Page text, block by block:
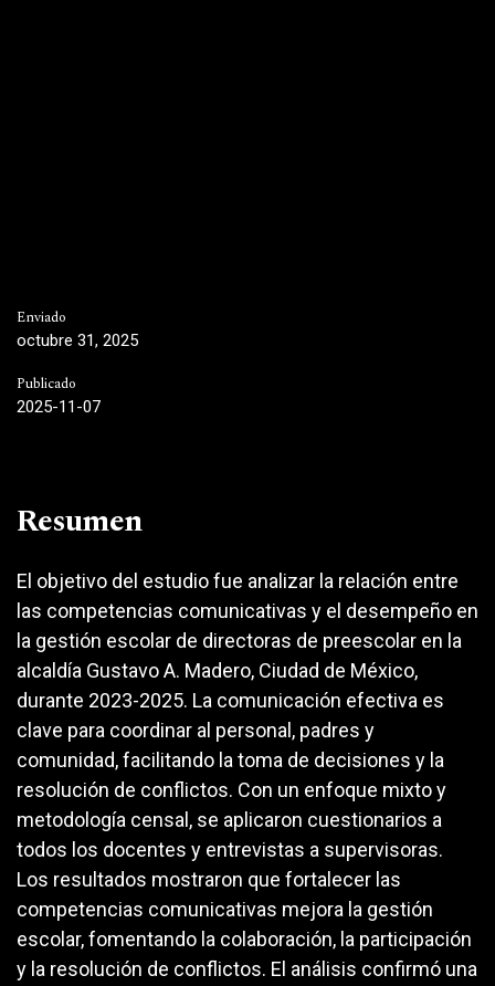
Enviado
octubre 31, 2025
Publicado
2025-11-07
Resumen
El objetivo del estudio fue analizar la relación entre
las competencias comunicativas y el desempeño en
la gestión escolar de directoras de preescolar en la
alcaldía Gustavo A. Madero, Ciudad de México,
durante 2023-2025. La comunicación efectiva es
clave para coordinar al personal, padres y
comunidad, facilitando la toma de decisiones y la
resolución de conflictos. Con un enfoque mixto y
metodología censal, se aplicaron cuestionarios a
todos los docentes y entrevistas a supervisoras.
Los resultados mostraron que fortalecer las
competencias comunicativas mejora la gestión
escolar, fomentando la colaboración, la participación
y la resolución de conflictos. El análisis confirmó una